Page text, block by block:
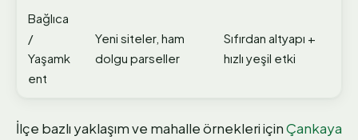
Bağlıca
/
Yaşamk
ent
Yeni siteler, ham
dolgu parseller
Sıfırdan altyapı +
hızlı yeşil etki
İlçe bazlı yaklaşım ve mahalle örnekleri içinÇankaya